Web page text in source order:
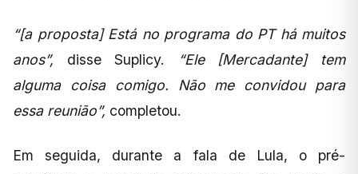
“[a proposta] Está no programa do PT há muitos
anos”, disse Suplicy.
“Ele [Mercadante] tem
alguma coisa comigo. Não me convidou para
essa reunião”, completou.
Em seguida, durante a fala de Lula, o pré-